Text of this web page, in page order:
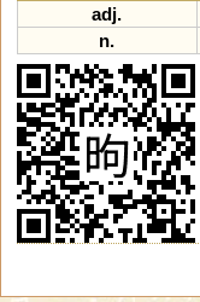
adj.
n.